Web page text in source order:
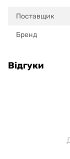
Поставщик
Бренд
Відгуки